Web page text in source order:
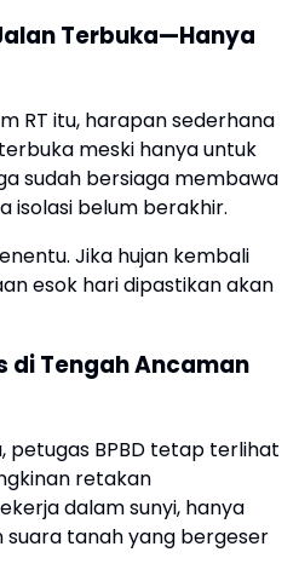
Terbuka—Hanya
RT itu, harapan sederhana
meski hanya untuk
sudah bersiaga membawa
isolasi belum berakhir.
Jika hujan kembali
esok hari dipastikan akan
di Tengah Ancaman
petugas BPBD tetap terlihat
retakan
dalam sunyi, hanya
suara tanah yang bergeser